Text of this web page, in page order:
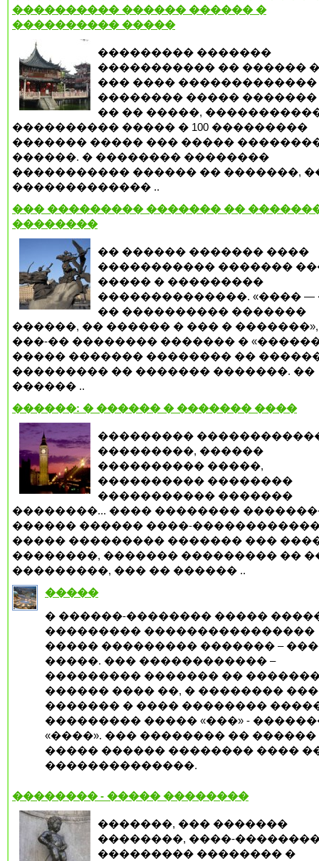
���������� ������ ������ �
���������� �����
��������� �������
����������� �� ������
��� ���� �������������
�������� ����� �������
�� �� �����,
���������� ����� � 100 ���������
������� ����� ��� �����
������. � �������� ��������
����������� ������ �� �������,
������������� ..
��� ��������� ������� ��
��������
�� ������ ������� ����
����������� �������
����� � ���������
��������������. «���� —
�� ���������� �������
������, �� ������ � ��� �
���-�� �������� ������� �
����� ������� �������� ��
��������� �� ������� �������. ��
������ ..
������: � ������ � ������� ����
���������
���������, ������
���������� �����,
���������� ��������
����������� �������
��������... ���� ��������
������ ������ ����-
����� ��������� ������� ���
��������, ������� ��������� ��
���������, ��� �� ������ ..
�����
� ������-�������� �����
��������� ����������������
����� ��������� ������� –
�����. ��� ������������ –
��������� ������� ��
������ ���� ��, � ��������
������� � ���� ��������
��������� ����� «���» -
«����». ��� �������� �� ������
����� ������ �������� ����
��������������.
�������� - ����� ��������
�������, ��� �������
��������, ����-
��������� �������� �